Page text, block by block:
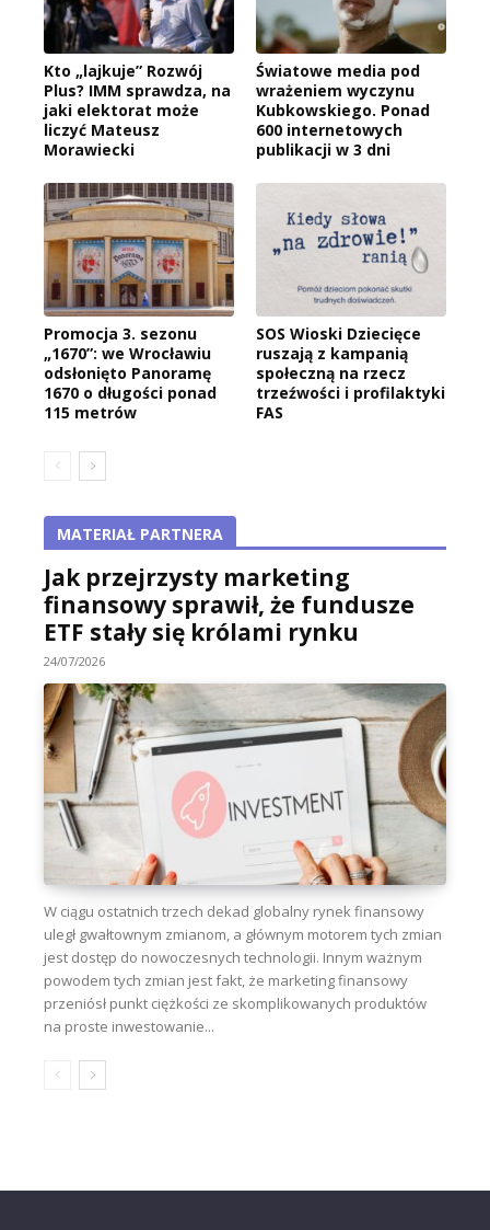
Kto „lajkuje” Rozwój
Plus? IMM sprawdza, na
jaki elektorat może
liczyć Mateusz
Morawiecki
Światowe media pod
wrażeniem wyczynu
Kubkowskiego. Ponad
600 internetowych
publikacji w 3 dni
Promocja 3. sezonu
„1670”: we Wrocławiu
odsłonięto Panoramę
1670 o długości ponad
115 metrów
SOS Wioski Dziecięce
ruszają z kampanią
społeczną na rzecz
trzeźwości i profilaktyki
FAS
MATERIAŁ PARTNERA
Jak przejrzysty marketing
finansowy sprawił, że fundusze
ETF stały się królami rynku
24/07/2026
W ciągu ostatnich trzech dekad globalny rynek finansowy
uległ gwałtownym zmianom, a głównym motorem tych zmian
jest dostęp do nowoczesnych technologii. Innym ważnym
powodem tych zmian jest fakt, że marketing finansowy
przeniósł punkt ciężkości ze skomplikowanych produktów
na proste inwestowanie...